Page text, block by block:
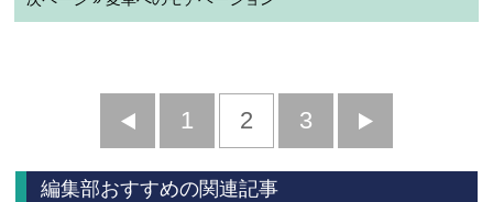
前
へ
1 2 3
へ
編集部おすすめの関連記事